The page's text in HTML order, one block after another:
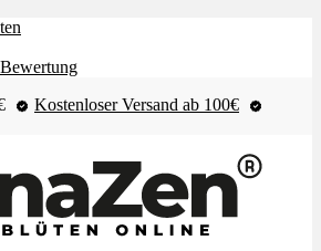
Bewertung
Kostenloser Versand ab 100€